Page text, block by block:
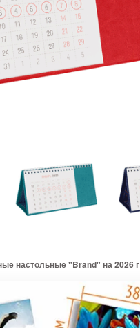
настольные "Brand" на 2026 г